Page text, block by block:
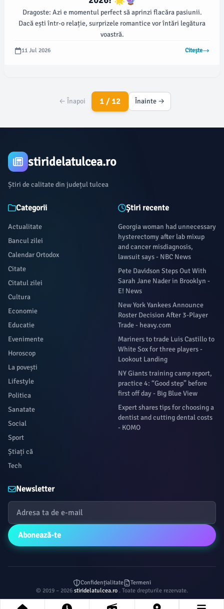
Dragoste: Azi e momentul perfect să aprinzi flacăra pasiunii.
Dacă ești într-o relație, surprizele romantice vor întări legătura
voastră.
11 Jul 2026 Citește
← Înapoi 1 / 12 Înainte →
stiridelatulcea.ro
Știri de calitate din județul tulcea
Categorii
Actualitate
Bancul zilei
Calendar Ortodox
Citate
Citatul zilei
Cultura
Economie
Educatie
Evenimente
Horoscop
La povești
Lifestyle
Politica
Sanatate
Social
Sport
Știați că
Tech
Știri recente
Georgia woman had unnecessary
hysterectomy after lab mixup
and cancer misdiagnosis,
lawsuit says - NBC News
Pete Davidson Steps Out With
Sarah Jane Nader in Brooklyn -
E! News
New York Yankees Announce
Roster Decision After 3-Player
Trade - heavy.com
Mariners to trade Luis Castillo to
White Sox for three players -
Lookout Landing
NY Giants training camp report,
practice 4: “Good step” before
first off day - Big Blue View
Expert shares tips for choosing a
dentist and cutting dental costs
- KOMO
Newsletter
Abonează-te
Confidențialitate
Termeni
© 2019 – 2026 stiridelatulcea.ro . Toate drepturile rezervate.